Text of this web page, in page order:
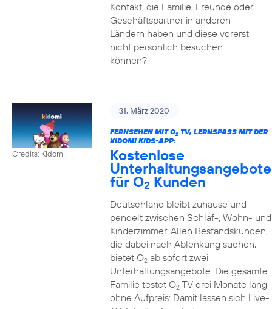
Kontakt, die Familie, Freunde oder
Geschäftspartner in anderen
Ländern haben und diese vorerst
nicht persönlich besuchen
können?
Credits: Kidomi
31. März 2020
FERNSEHEN MIT O2TV, LERNSPASS MIT DER K
IDOMI KIDS-APP:
Kostenlose
Unterhaltungsangebote
für O2 Kunden
Deutschland bleibt zuhause und
pendelt zwischen Schlaf-, Wohn- und
Kinderzimmer. Allen Bestandskunden,
die dabei nach Ablenkung suchen,
bietet O2ab sofort zwei
Unterhaltungsangebote: Die gesamte
Familie testet O2TV drei Monate lang
ohne Aufpreis: Damit lassen sich Live-